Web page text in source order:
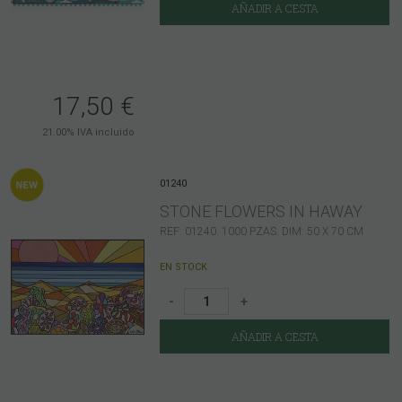
17,50 €
21.00% IVA incluido
AÑADIR A CESTA
01240
STONE FLOWERS IN HAWAY
REF: 01240. 1000 PZAS. DIM: 50 X 70 CM
EN STOCK
- +
AÑADIR A CESTA